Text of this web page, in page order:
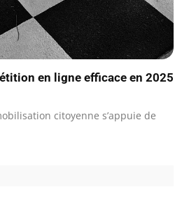
en ligne efficace en 2025
citoyenne s’appuie de